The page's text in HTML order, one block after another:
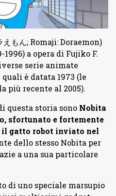
もん; Romaji: Doraemon)
1996) a opera di Fujiko F.
serie animate
è datata 1973 (le
più recente al 2005).
questa storia sono Nobita
sfortunato e fortemente
il gatto robot inviato nel
dello stesso Nobita per
a una sua particolare
di uno speciale marsupio